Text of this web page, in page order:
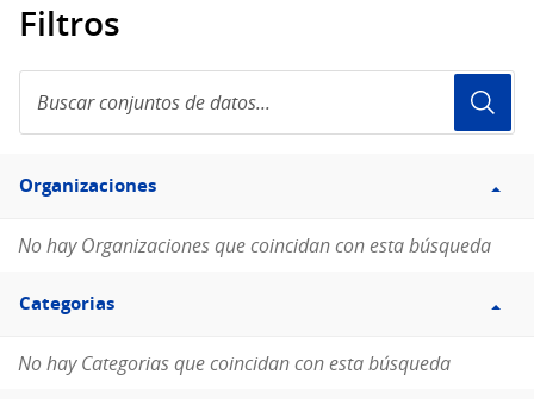
Filtros
conjuntos
de
Filtro
Organizaciones
Organizaciones
No hay Organizaciones que coincidan con esta búsqueda
Filtro
Categorias
Categorias
No hay Categorias que coincidan con esta búsqueda